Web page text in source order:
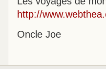
http://
Oncle Joe